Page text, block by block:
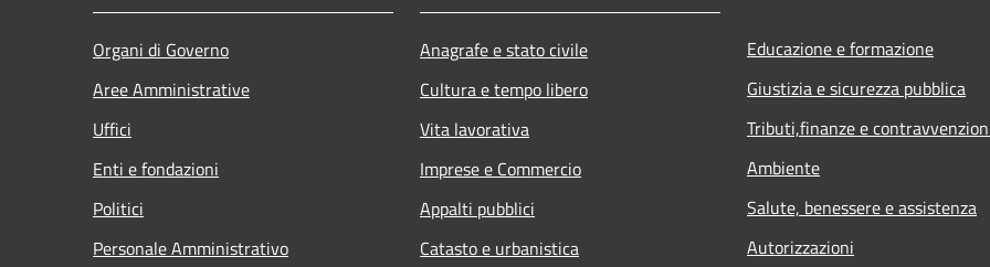
Organi di Governo
Aree Amministrative
Uffici
Enti e fondazioni
Politici
Personale Amministrativo
Anagrafe e stato civile
Cultura e tempo libero
Vita lavorativa
Imprese e Commercio
Appalti pubblici
Catasto e urbanistica
Educazione e formazione
Giustizia e sicurezza pubblica
Tributi,finanze e
Ambiente
Salute, benessere e assistenza
Autorizzazioni